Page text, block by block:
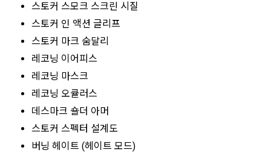
스토커 스모크 스크린 시질
스토커 인 액션 글리프
스토커 마크 숨달리
레코닝 이어피스
레코닝 마스크
레코닝 오큘러스
데스마크 숄더 아머
스토커 스펙터 설계도
버닝 헤이트 (헤이트 모드)